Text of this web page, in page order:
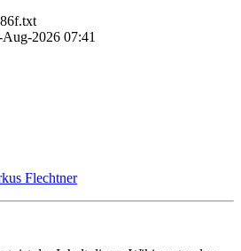
2026 07:41
Flechtner